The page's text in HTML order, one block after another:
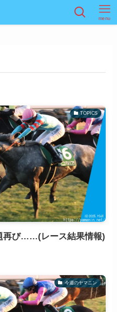
menu
TOPICS
再び……(レース結果情報)
今週のヤマニン